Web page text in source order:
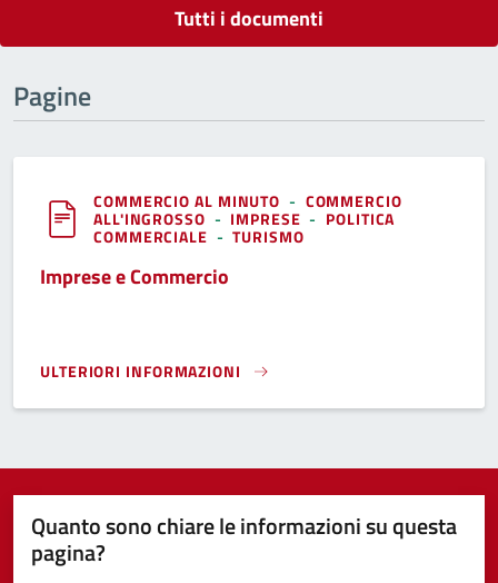
Tutti i documenti
Pagine
COMMERCIO AL MINUTO - COMMERCIO
ALL'INGROSSO - IMPRESE - POLITICA
COMMERCIALE -TURISMO
Imprese e Commercio
ULTERIORI INFORMAZIONI
IMPRESE E COMMERCIO}
Quanto sono chiare le informazioni su questa
pagina?